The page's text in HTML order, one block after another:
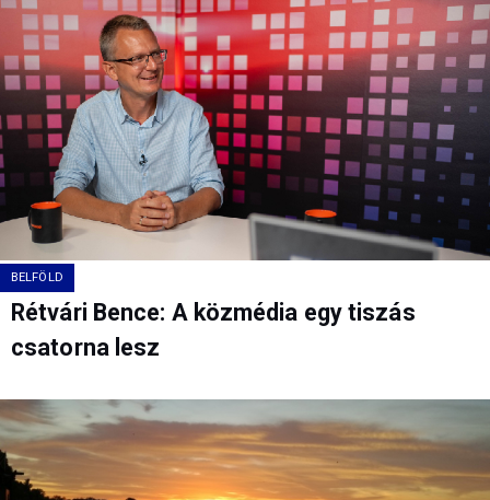
BELFÖLD
Rétvári Bence: A közmédia egy tiszás
csatorna lesz